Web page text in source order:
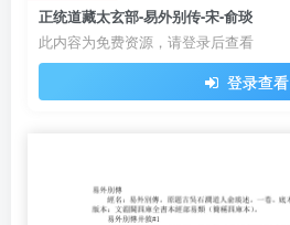
正统道藏太玄部-易外别传-宋-俞琰
此内容为免费资源，请登录后查看
登录查看